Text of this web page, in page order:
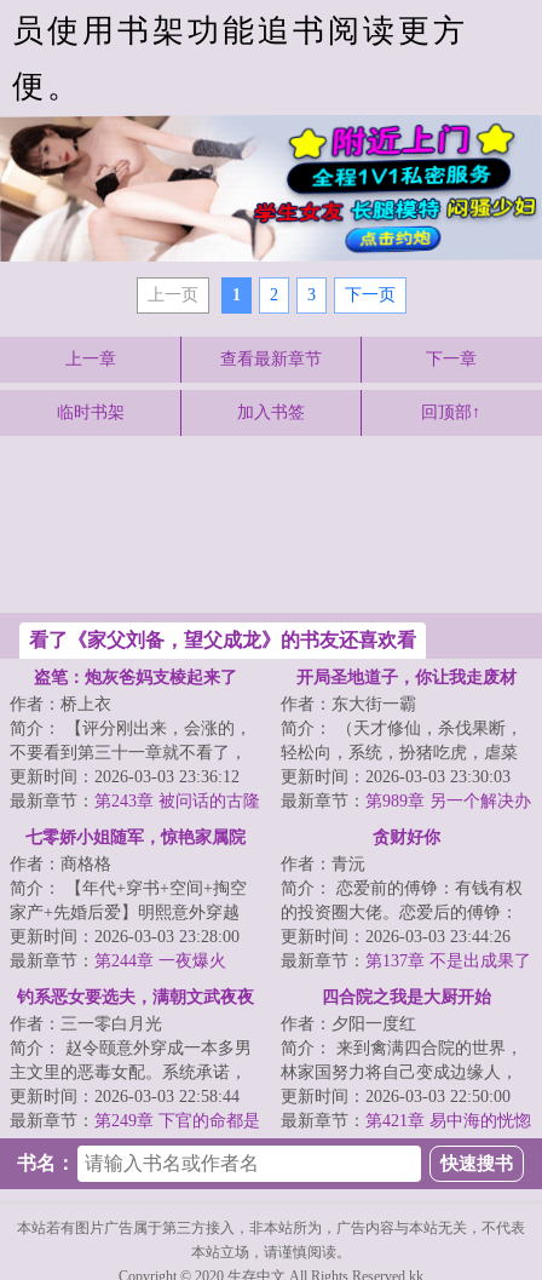
员使用书架功能追书阅读更方
便。
上一页 1 2 3 下一页
上一章 查看最新章节 下一章
临时书架 加入书签 回顶部↑
看了《家父刘备，望父成龙》的书友还喜欢看
盗笔：炮灰爸妈支棱起来了
作者：桥上衣
简介： 【评分刚出来，会涨的，
不要看到第三十一章就不看了，
接着看下去，是铺垫不是无厘
头！
更新时间：2026-03-03 23:36:12
最新章节： 第243章 被问话的古隆
老太太
开局圣地道子，你让我走废材
流？
作者：东大街一霸
简介： （天才修仙，杀伐果断，
轻松向，系统，扮猪吃虎，虐菜
圣手，炸鱼天尊，多女）\n穿越仙
侠...
更新时间：2026-03-03 23:30:03
最新章节： 第989章 另一个解决办
七零娇小姐随军，惊艳家属院
作者：商格格
简介： 【年代+穿书+空间+掏空
家产+先婚后爱】明熙意外穿越
了，成了年代文里肤白貌美，明
艳动...
更新时间：2026-03-03 23:28:00
最新章节： 第244章 一夜爆火
贪财好你
作者：青沅
简介： 恋爱前的傅铮：有钱有权
的投资圈大佬。恋爱后的傅铮：
怒撒千金只为博心上人开心。
更新时间：2026-03-03 23:44:26
最新章节： 第137章 不是出成果了
钓系恶女要选夫，满朝文武夜夜
缠
作者：三一零白月光
简介： 赵令颐意外穿成一本多男
主文里的恶毒女配。系统承诺，
只要走完剧情，就送她回现代，
附赠奖...
更新时间：2026-03-03 22:58:44
最新章节： 第249章 下官的命都是
四合院之我是大厨开始
作者：夕阳一度红
简介： 来到禽满四合院的世界，
林家国努力将自己变成边缘人，
过好自己的小日子就行。
<...
更新时间：2026-03-03 22:50:00
最新章节： 第421章 易中海的恍惚
书名：
本站若有图片广告属于第三方接入，非本站所为，广告内容与本站无关，不代表
本站立场，请谨慎阅读。
Copyright © 2020 生存中文 All Rights Reserved.kk